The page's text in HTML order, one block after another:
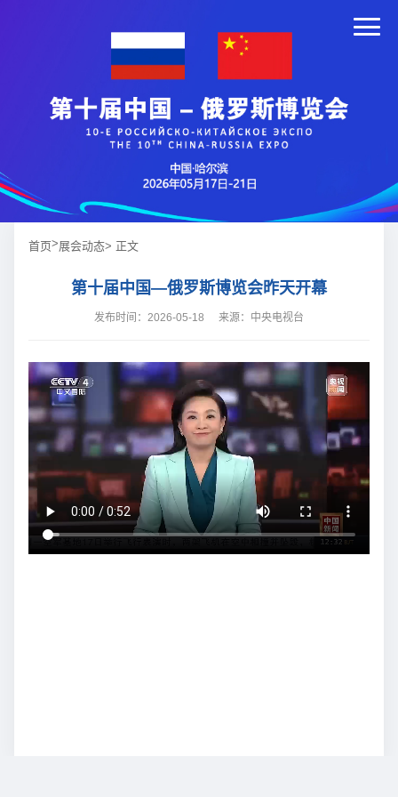
首页>展会动态> 正文
第十届中国—俄罗斯博览会昨天开幕
发布时间：2026-05-18 来源：中央电视台